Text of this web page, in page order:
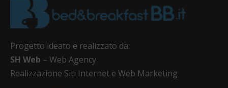
Progetto ideato e realizzato da:
SH Web – Web Agency
Realizzazione Siti Internet e Web Marketing